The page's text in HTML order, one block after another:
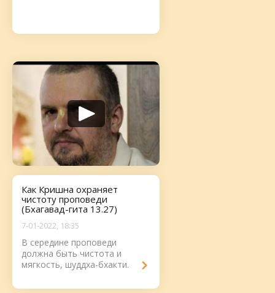
Как Кришна охраняет
чистоту проповеди
(Бхагавад-гита 13.27)
7-01-2022, 18:35
В середине проповеди
должна быть чистота и
мягкость, шуддха-бхакти.
от преждевременной